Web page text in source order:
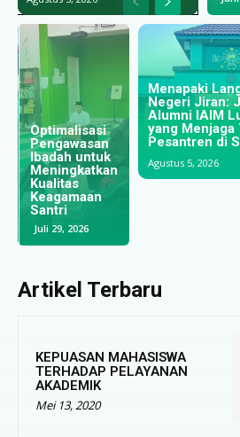
Optimalisasi
Pengawasan
Ibadah untuk
Meningkatkan
Kualitas
Keagamaan
Santri
Juli 29, 2026
Perkuat
Kualitas
Tridharma;
Lumajang dan
UINSI
Samarinda
Menapaki
Negeri Jiran:
Alumni IAIM
yang Menjaga
Pesantren di
Agustus 5, 2026
Artikel Terbaru
KEPUASAN MAHASISWA
TERHADAP PELAYANAN
AKADEMIK
Mei 13, 2020